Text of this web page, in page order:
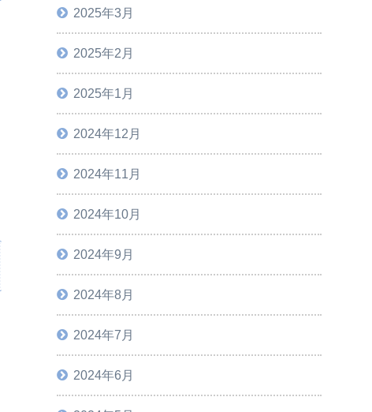
2025年3月
2025年2月
2025年1月
2024年12月
2024年11月
2024年10月
2024年9月
2024年8月
2024年7月
2024年6月